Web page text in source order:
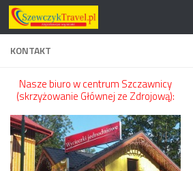
Przeskocz do treści
KONTAKT
Nasze biuro w centrum Szczawnicy
(skrzyżowanie Głównej ze Zdrojową):